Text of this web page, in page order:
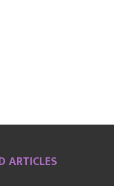
ARTICLES